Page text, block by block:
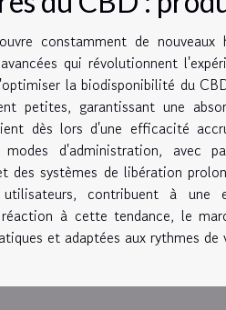
constamment de
qui révolutionnent
la biodisponibilité du
petites, garantissant une
dès lors d'une efficacité
d'administration, avec
des systèmes de libération
contribuent à une
à cette tendance, le
et adaptées aux rythmes de